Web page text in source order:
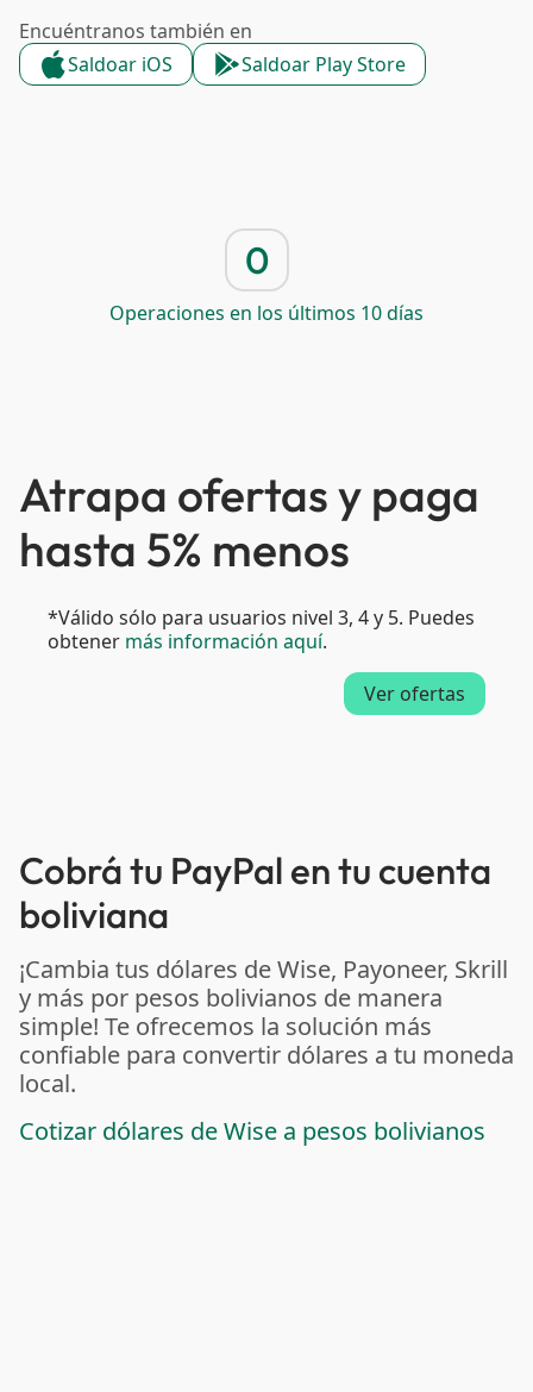
Encuéntranos también en
Saldoar iOS
Saldoar Play Store
0
Operaciones en los últimos 10 días
Atrapa ofertas y paga
hasta 5% menos
*Válido sólo para usuarios nivel 3, 4 y 5. Puedes
obtener más información aquí.
Ver ofertas
Cobrá tu PayPal en tu cuenta
boliviana
¡Cambia tus dólares de Wise, Payoneer, Skrill
y más por pesos bolivianos de manera
simple! Te ofrecemos la solución más
confiable para convertir dólares a tu moneda
local.
Cotizar dólares de Wise a pesos bolivianos